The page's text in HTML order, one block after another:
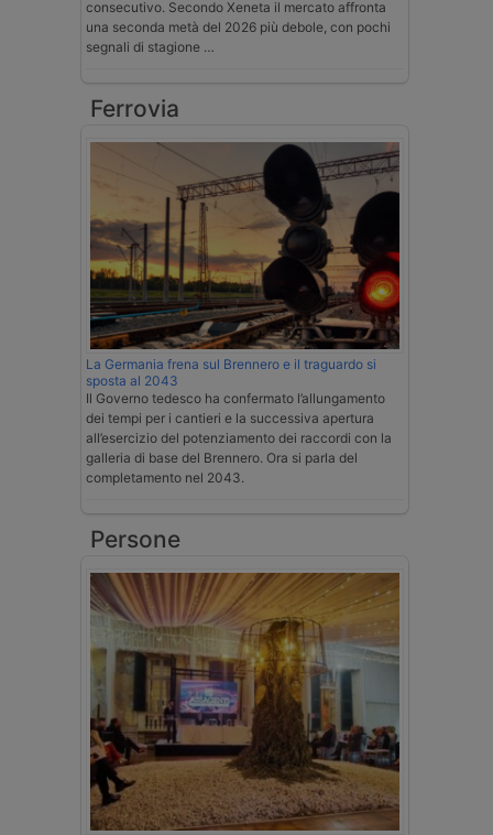
consecutivo. Secondo Xeneta il mercato affronta
una seconda metà del 2026 più debole, con pochi
segnali di stagione …
Ferrovia
La Germania frena sul Brennero e il traguardo si
sposta al 2043
Il Governo tedesco ha confermato l’allungamento
dei tempi per i cantieri e la successiva apertura
all’esercizio del potenziamento dei raccordi con la
galleria di base del Brennero. Ora si parla del
completamento nel 2043.
Persone